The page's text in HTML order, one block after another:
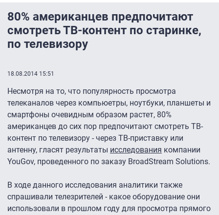
80% американцев предпочитают
смотреть ТВ-контент по старинке,
по телевизору
18.08.2014 15:51
Несмотря на то, что популярность просмотра
телеканалов через компьюетры, ноутбуки, планшеты и
смартфоны очевидным образом растет, 80%
американцев до сих пор предпочитают смотреть ТВ-
контент по телевизору - через ТВ-приставку или
антенну, гласят результаты исследования компании
YouGov, проведенного по заказу BroadStream Solutions.
В ходе данного исследования аналитики также
спрашивали телезрителей - какое оборудование они
использовали в прошлом году для просмотра прямого